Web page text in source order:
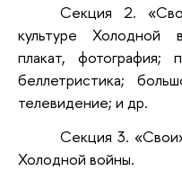
Секция 2.
культуре Холодной
плакат, фотография;
беллетристика;
телевидение; и др.
Секция 3.
Холодной войны.